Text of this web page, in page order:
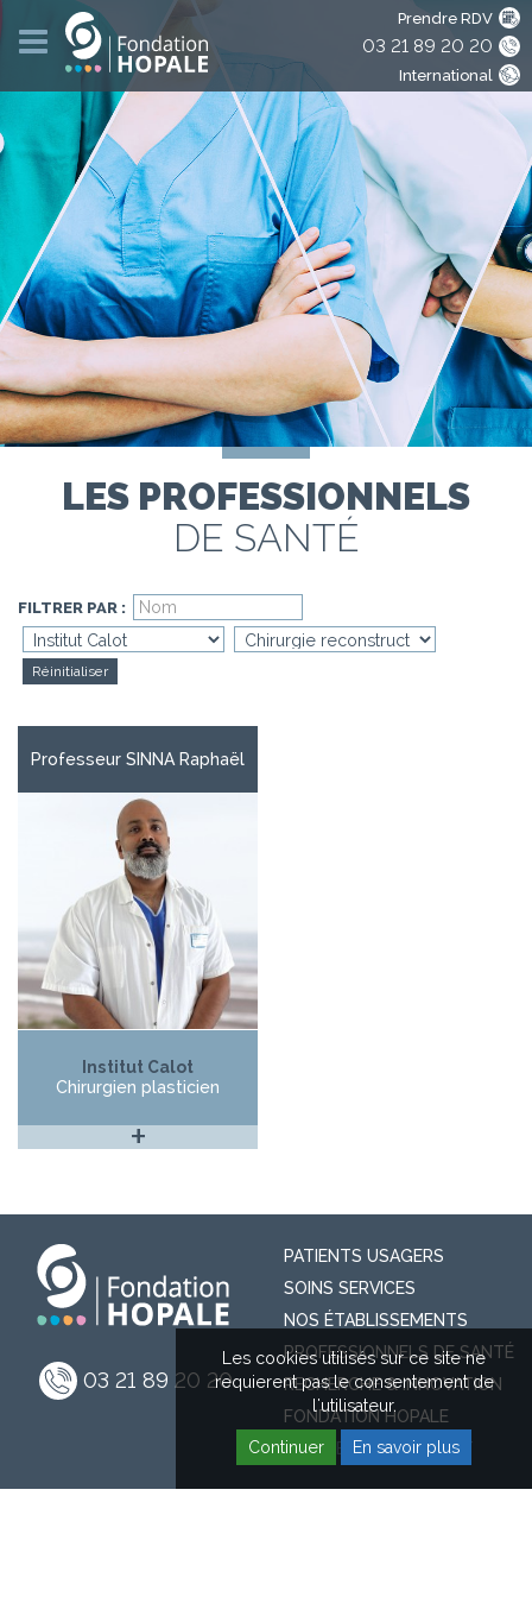
Prendre RDV
03 21 89 20 20
International
LES PROFESSIONNELS
DE SANTÉ
FILTRER PAR :
Réinitialiser
Professeur SINNA Raphaël
Institut Calot
Chirurgien plasticien
+
03 21 89 20 20
PATIENTS USAGERS
SOINS SERVICES
NOS ÉTABLISSEMENTS
PROFESSIONNELS DE SANTÉ
RECHERCHE & INNOVATION
FONDATION HOPALE
ESPACE RECRUTEMENT
Les cookies utilisés sur ce site ne
requierent pas le consentement de
l'utilisateur.
Continuer En savoir plus